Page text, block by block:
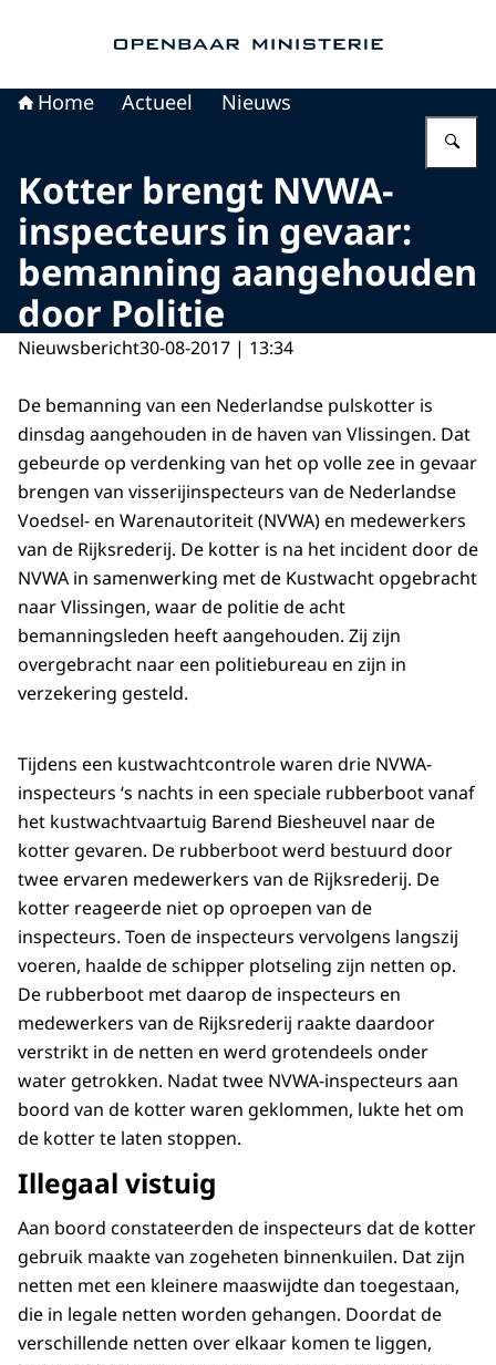
Home Actueel Nieuws
Kotter brengt NVWA-
inspecteurs in gevaar:
bemanning aangehouden
door Politie
Nieuwsbericht30-08-2017 | 13:34
De bemanning van een Nederlandse pulskotter is
dinsdag aangehouden in de haven van Vlissingen. Dat
gebeurde op verdenking van het op volle zee in gevaar
brengen van visserijinspecteurs van de Nederlandse
Voedsel- en Warenautoriteit (NVWA) en medewerkers
van de Rijksrederij. De kotter is na het incident door de
NVWA in samenwerking met de Kustwacht opgebracht
naar Vlissingen, waar de politie de acht
bemanningsleden heeft aangehouden. Zij zijn
overgebracht naar een politiebureau en zijn in
verzekering gesteld.
Tijdens een kustwachtcontrole waren drie NVWA-
inspecteurs ‘s nachts in een speciale rubberboot vanaf
het kustwachtvaartuig Barend Biesheuvel naar de
kotter gevaren. De rubberboot werd bestuurd door
twee ervaren medewerkers van de Rijksrederij. De
kotter reageerde niet op oproepen van de
inspecteurs. Toen de inspecteurs vervolgens langszij
voeren, haalde de schipper plotseling zijn netten op.
De rubberboot met daarop de inspecteurs en
medewerkers van de Rijksrederij raakte daardoor
verstrikt in de netten en werd grotendeels onder
water getrokken. Nadat twee NVWA-inspecteurs aan
boord van de kotter waren geklommen, lukte het om
de kotter te laten stoppen.
Illegaal vistuig
Aan boord constateerden de inspecteurs dat de kotter
gebruik maakte van zogeheten binnenkuilen. Dat zijn
netten met een kleinere maaswijdte dan toegestaan,
die in legale netten worden gehangen. Doordat de
verschillende netten over elkaar komen te liggen,